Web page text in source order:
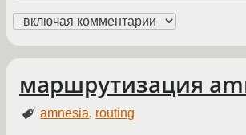
маршрутизация
amnesia, routing